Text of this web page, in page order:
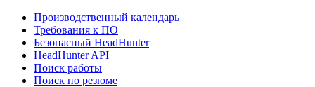
Производственный календарь
Требования к ПО
Безопасный HeadHunter
HeadHunter API
Поиск работы
Поиск по резюме